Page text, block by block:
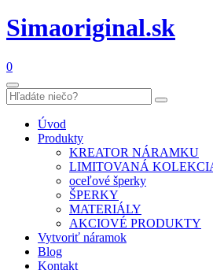
Simaoriginal.sk
0
Úvod
Produkty
KREATOR NÁRAMKU
LIMITOVANÁ
oceľové šperky
ŠPERKY
MATERIÁLY
AKCIOVÉ PRODUKTY
Vytvoriť náramok
Blog
Kontakt